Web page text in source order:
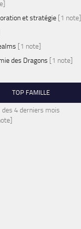
et stratégie [1 note]
[1 note]
des Dragons [1 note]
TOP FAMILLE
des 4 derniers mois